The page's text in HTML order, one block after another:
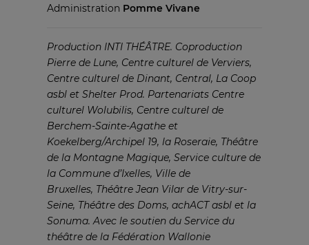
Administration Pomme Vivane
Production INTI THÉÂTRE. Coproduction
Pierre de Lune, Centre culturel de Verviers,
Centre culturel de Dinant, Central, La Coop
asbl et Shelter Prod. Partenariats Centre
culturel Wolubilis, Centre culturel de
Berchem-Sainte-Agathe et
Koekelberg/Archipel 19, la Roseraie, Théâtre
de la Montagne Magique, Service culture de
la Commune d’Ixelles, Ville de
Bruxelles, Théâtre Jean Vilar de Vitry-sur-
Seine, Théâtre des Doms, achACT asbl et la
Sonuma. Avec le soutien du Service du
théâtre de la Fédération Wallonie